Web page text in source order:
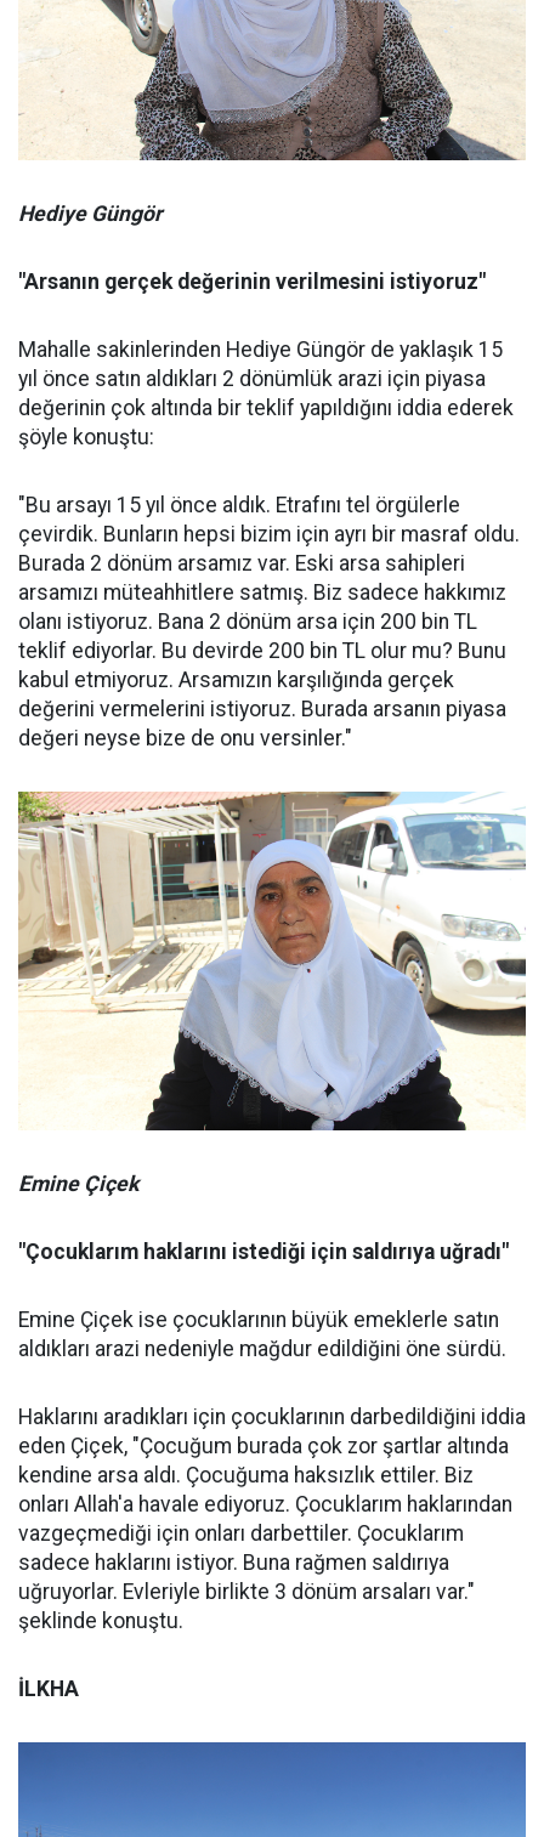
Hediye Güngör
"Arsanın gerçek değerinin verilmesini istiyoruz"
Mahalle sakinlerinden Hediye Güngör de yaklaşık 15
yıl önce satın aldıkları 2 dönümlük arazi için piyasa
değerinin çok altında bir teklif yapıldığını iddia ederek
şöyle konuştu:
"Bu arsayı 15 yıl önce aldık. Etrafını tel örgülerle
çevirdik. Bunların hepsi bizim için ayrı bir masraf oldu.
Burada 2 dönüm arsamız var. Eski arsa sahipleri
arsamızı müteahhitlere satmış. Biz sadece hakkımız
olanı istiyoruz. Bana 2 dönüm arsa için 200 bin TL
teklif ediyorlar. Bu devirde 200 bin TL olur mu? Bunu
kabul etmiyoruz. Arsamızın karşılığında gerçek
değerini vermelerini istiyoruz. Burada arsanın piyasa
değeri neyse bize de onu versinler."
Emine Çiçek
"Çocuklarım haklarını istediği için saldırıya uğradı"
Emine Çiçek ise çocuklarının büyük emeklerle satın
aldıkları arazi nedeniyle mağdur edildiğini öne sürdü.
Haklarını aradıkları için çocuklarının darbedildiğini iddia
eden Çiçek, "Çocuğum burada çok zor şartlar altında
kendine arsa aldı. Çocuğuma haksızlık ettiler. Biz
onları Allah'a havale ediyoruz. Çocuklarım haklarından
vazgeçmediği için onları darbettiler. Çocuklarım
sadece haklarını istiyor. Buna rağmen saldırıya
uğruyorlar. Evleriyle birlikte 3 dönüm arsaları var."
şeklinde konuştu.
İLKHA